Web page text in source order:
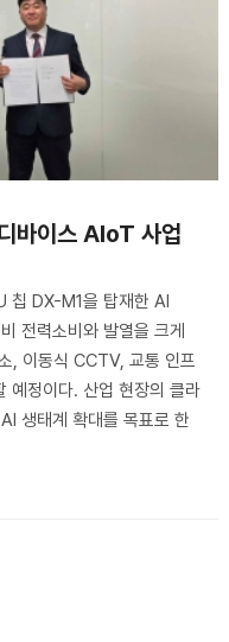
바이스 AIoT 사업
칩 DX-M1을 탑재한 AI
전력소비와 발열을 크게
, 이동식 CCTV, 교통 인프
예정이다. 산업 현장의 클라
생태계 확대를 목표로 한